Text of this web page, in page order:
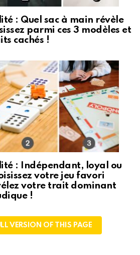
: Quel sac à main révèle
parmi ces 3 modèles et
cachés !
: Indépendant, loyal ou
votre jeu favori
votre trait dominant
!
VERSION OF THIS PAGE